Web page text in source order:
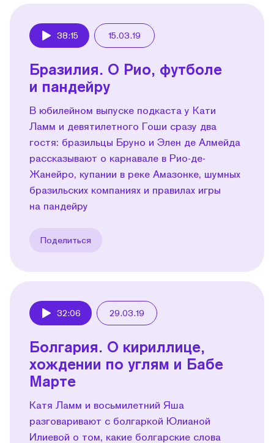
38:15 15.03.19
Бразилия. О Рио, футболе
и пандейру
В юбилейном выпуске подкаста у Кати
Ламм и девятилетного Гоши сразу два
гостя: бразильцы Бруно и Элен де Алмейда
рассказывают о карнавале в Рио-де-
Жанейро, купании в реке Амазонке, шумных
бразильских компаниях и правилах игры
на пандейру
Поделиться
32:06 29.03.19
Болгария. О кириллице,
хождении по углям и Бабе
Марте
Катя Ламм и восьмилетний Яша
разговаривают с болгаркой Юлианой
Илиевой о том, какие болгарские слова